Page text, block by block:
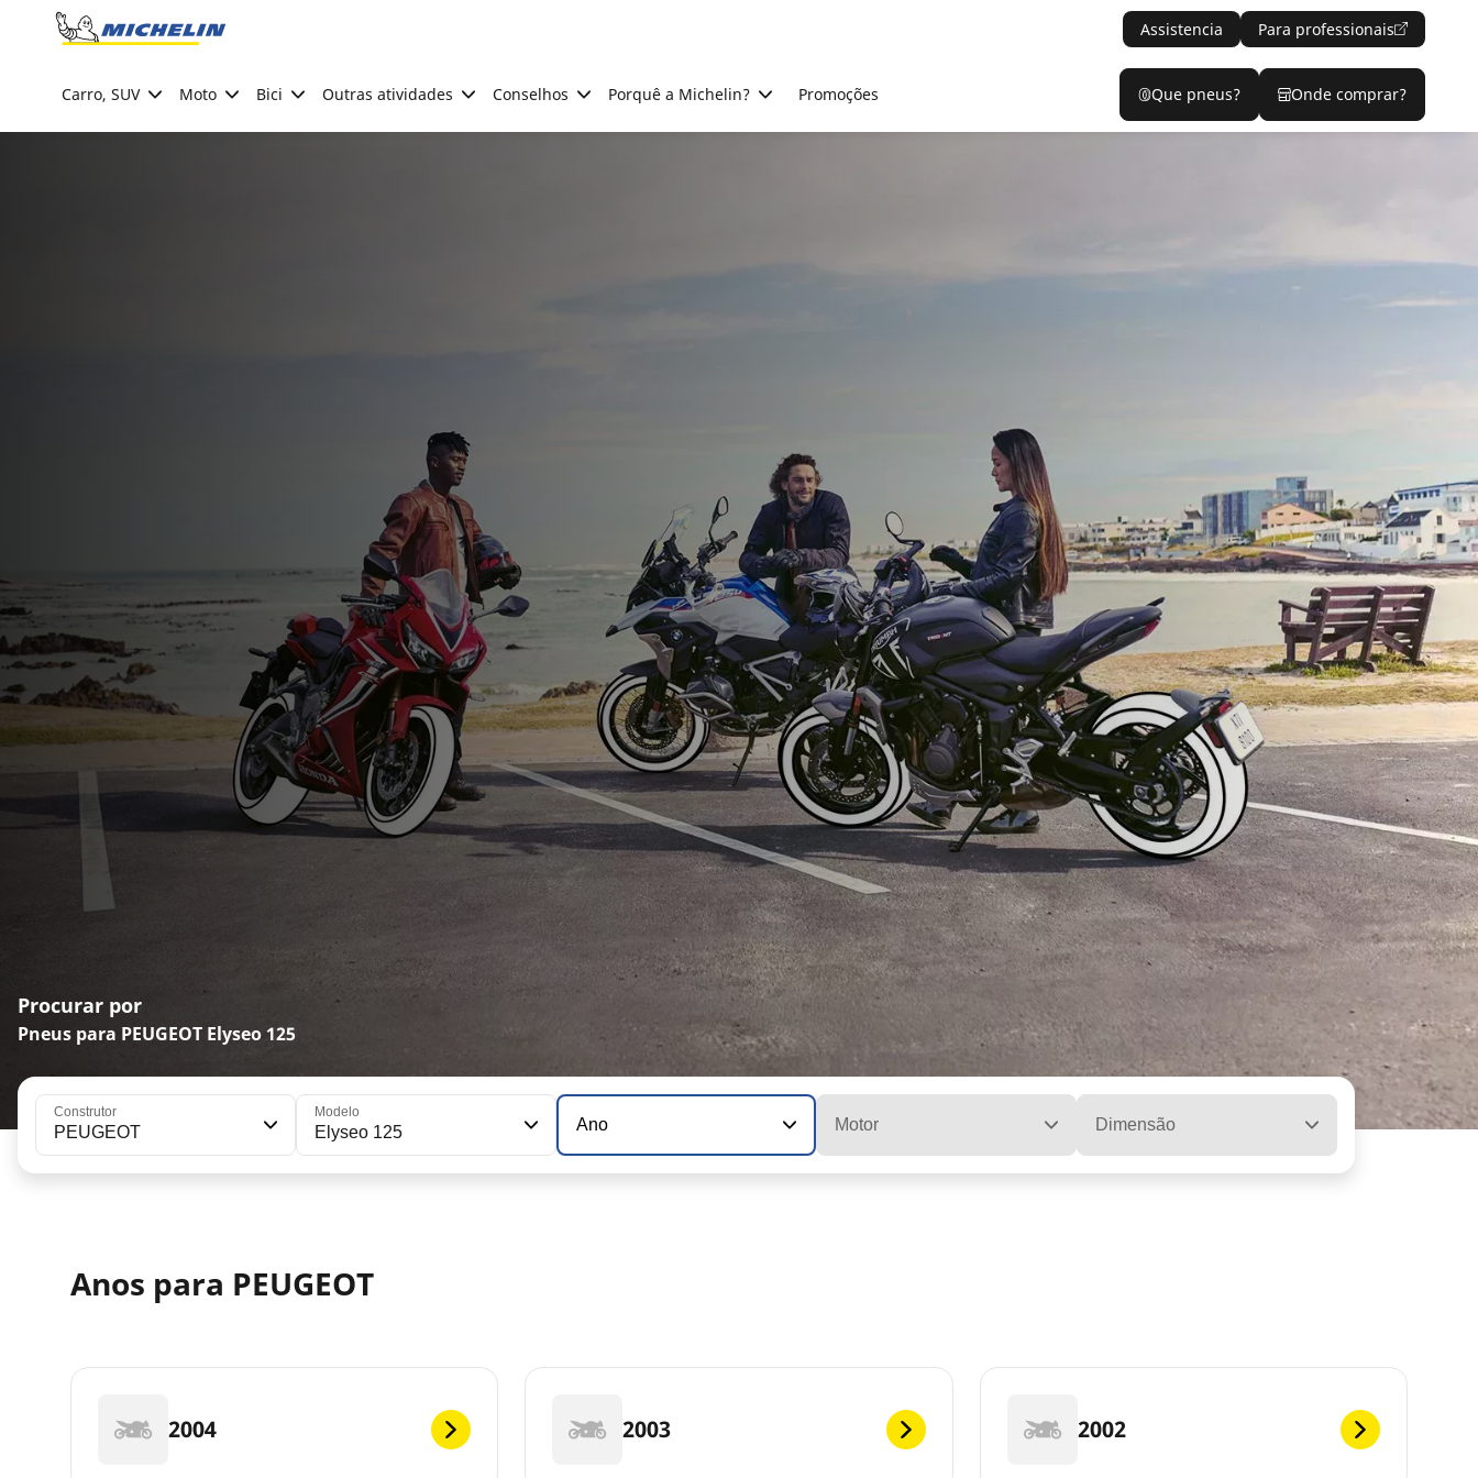
Go to page content
Assistencia Para professionais
Carro, SUV Moto Bici Outras atividades Conselhos Porquê a Michelin? Promoções Que pneus? Onde comprar?
Procurar por
Pneus para PEUGEOT Elyseo 125
Construtor
PEUGEOT
Modelo
Elyseo 125 Ano Motor Dimensão
Anos para PEUGEOT
2004 2003 2002